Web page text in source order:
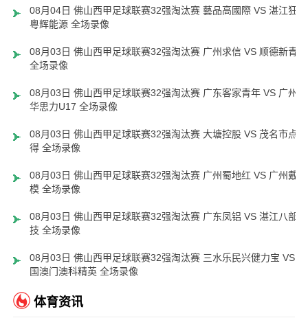
08月04日 佛山西甲足球联赛32强淘汰赛 藝品高國際 VS 湛江狂狼
粵辉能源 全场录像
08月03日 佛山西甲足球联赛32强淘汰赛 广州求信 VS 顺德新青年
全场录像
08月03日 佛山西甲足球联赛32强淘汰赛 广东客家青年 VS 广州英
华思力U17 全场录像
08月03日 佛山西甲足球联赛32强淘汰赛 大塘控股 VS 茂名市点都
得 全场录像
08月03日 佛山西甲足球联赛32强淘汰赛 广州蜀地红 VS 广州戴拿
模 全场录像
08月03日 佛山西甲足球联赛32强淘汰赛 广东凤铝 VS 湛江八部科
技 全场录像
08月03日 佛山西甲足球联赛32强淘汰赛 三水乐民兴健力宝 VS 中
国澳门澳科精英 全场录像
体育资讯